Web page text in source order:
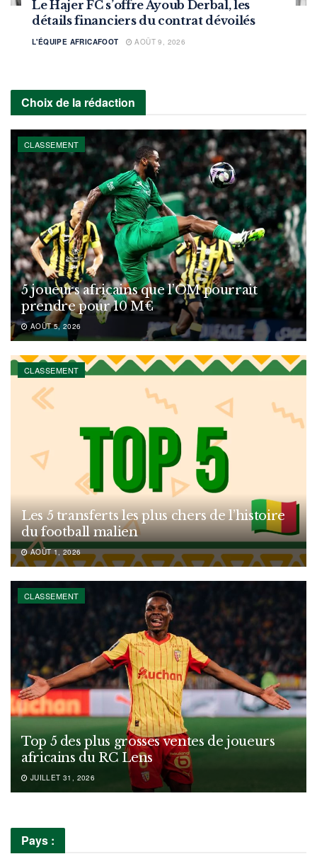
Le Hajer FC s’offre Ayoub Derbal, les
détails financiers du contrat dévoilés
L'ÉQUIPE AFRICAFOOT AOÛT 9, 2026
Choix de la rédaction
CLASSEMENT
5 joueurs africains que l’OM pourrait
prendre pour 10 M€
AOÛT 5, 2026
CLASSEMENT
Les 5 transferts les plus chers de l’histoire
du football malien
AOÛT 1, 2026
CLASSEMENT
Top 5 des plus grosses ventes de joueurs
africains du RC Lens
JUILLET 31, 2026
Pays :